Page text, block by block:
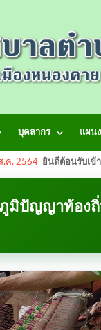
บุคลากร แผน
.ค. 2564 ยินดีต้อนรับเข้
มิปัญญาท้อง